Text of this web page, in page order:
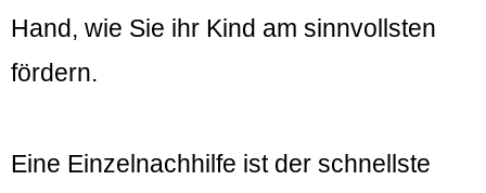
Hand, wie Sie ihr Kind am sinnvollsten
fördern.
Eine Einzelnachhilfe ist der schnellste